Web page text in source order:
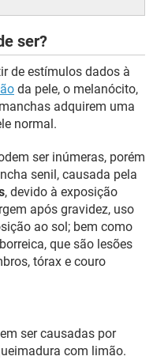
ser?
de estímulos dados à
da pele, o melanócito,
adquirem uma
normal.
ser inúmeras, porém
senil, causada pela
, devido à exposição
após gravidez, uso
ao sol; bem como
que são lesões
tórax e couro
ser causadas por
com limão.